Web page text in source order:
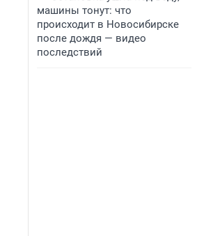
машины тонут: что
происходит в Новосибирске
после дождя — видео
последствий